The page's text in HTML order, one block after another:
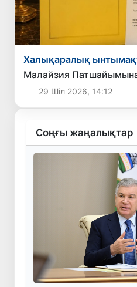
Халықаралық
Малайзия
29 Шіл 2026, 14:12
Соңғы жаңалықтар